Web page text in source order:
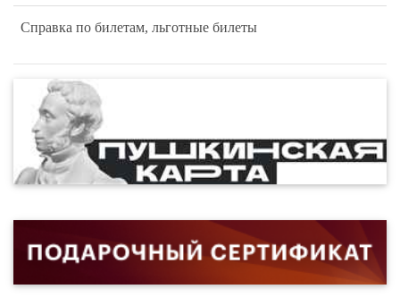
Справка по билетам, льготные билеты